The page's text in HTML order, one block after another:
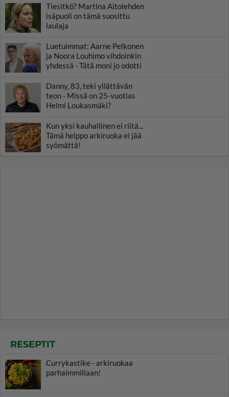
Tiesitkö? Martina Aitolehden
isäpuoli on tämä suosittu
laulaja
Luetuimmat: Aarne Pelkonen
ja Noora Louhimo vihdoinkin
yhdessä - Tätä moni jo odotti
Danny, 83, teki yllättävän
teon - Missä on 25-vuotias
Helmi Loukasmäki?
Kun yksi kauhallinen ei riitä...
Tämä helppo arkiruoka ei jää
syömättä!
RESEPTIT
Currykastike - arkiruokaa
parhaimmillaan!